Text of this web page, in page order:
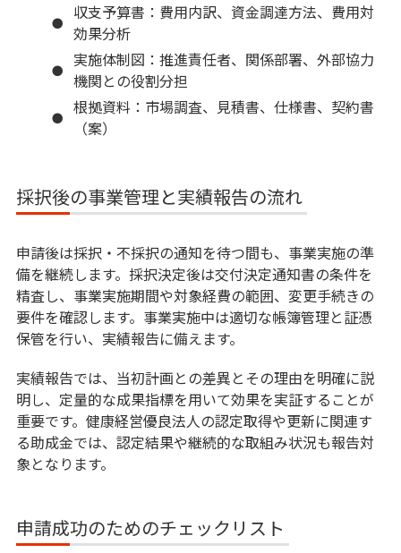
収支予算書：費用内訳、資金調達方法、費用対
効果分析
実施体制図：推進責任者、関係部署、外部協力
機関との役割分担
根拠資料：市場調査、見積書、仕様書、契約書
（案）
採択後の事業管理と実績報告の流れ
申請後は採択・不採択の通知を待つ間も、事業実施の準
備を継続します。採択決定後は交付決定通知書の条件を
精査し、事業実施期間や対象経費の範囲、変更手続きの
要件を確認します。事業実施中は適切な帳簿管理と証憑
保管を行い、実績報告に備えます。
実績報告では、当初計画との差異とその理由を明確に説
明し、定量的な成果指標を用いて効果を実証することが
重要です。健康経営優良法人の認定取得や更新に関連す
る助成金では、認定結果や継続的な取組み状況も報告対
象となります。
申請成功のためのチェックリスト